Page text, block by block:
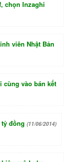
chọn Inzaghi
viên Nhật Bản
cùng vào bán kết
đồng (11/06/2014)